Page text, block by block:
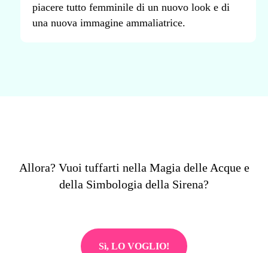
piacere tutto femminile di un nuovo look e di
una nuova immagine ammaliatrice.
Allora? Vuoi tuffarti nella Magia delle Acque e
della Simbologia della Sirena?
Sì, LO VOGLIO!